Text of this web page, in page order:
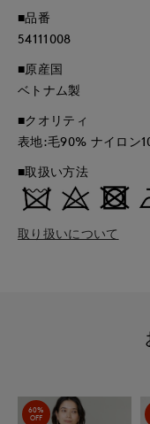
■品番
54111008
■原産国
ベトナム製
■クオリティ
表地:毛90% ナイロン
■取扱い方法
取り扱いについて
60%
OFF